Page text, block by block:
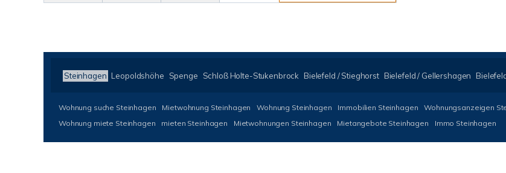
Steinhagen Leopoldshöhe Spenge Schloß Holte-Stukenbrock Bielefeld / Stieghorst Bielefeld / Gellershagen
Wohnung suche Steinhagen Mietwohnung Steinhagen Wohnung Steinhagen Immobilien Steinhagen Wohnungsanzeigen
Wohnung miete Steinhagen
mieten Steinhagen Mietwohnungen Steinhagen Mietangebote Steinhagen Immo Steinhagen